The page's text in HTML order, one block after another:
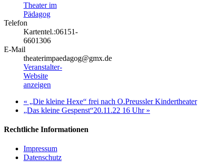
Theater im
Pädagog
Telefon
Kartentel.:06151-
6601306
E-Mail
theaterimpaedagog@gmx.de
Veranstalter-
Website
anzeigen
« „Die kleine Hexe“ frei nach O.Preussler Kindertheater
„Das kleine Gespenst“20.11.22 16 Uhr »
Rechtliche Informationen
Impressum
Datenschutz